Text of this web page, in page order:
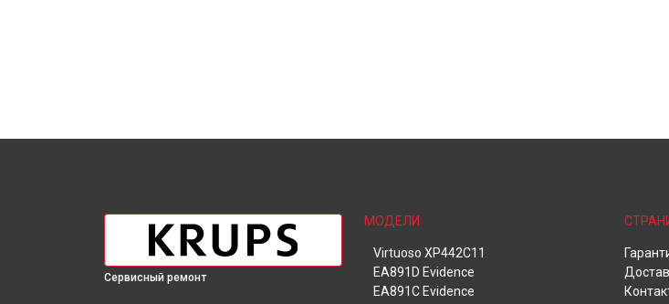
Сервисный ремонт
МОДЕЛИ
Virtuoso XP442C11
EA891D Evidence
EA891C Evidence